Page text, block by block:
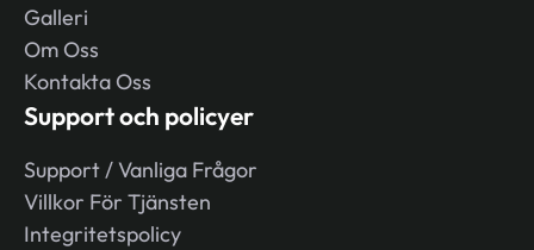
Galleri
Om Oss
Kontakta Oss
Support och policyer
Support / Vanliga Frågor
Villkor För Tjänsten
Integritetspolicy